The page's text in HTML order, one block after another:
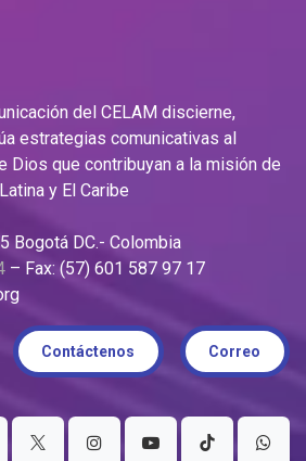
del CELAM discierne,
estrategias comunicativas al
Dios que contribuyan a la misión de
y El Caribe
Bogotá DC.- Colombia
– Fax: (57) 601 587 97 17
Contáctenos Correo